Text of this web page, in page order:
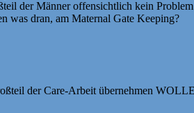
der Männer offensichtlich kein
was dran, am Maternal Gate Keeping?
der Care-Arbeit übernehmen